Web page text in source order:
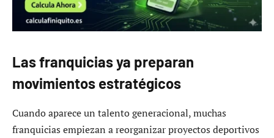
Las franquicias ya preparan
movimientos estratégicos
Cuando aparece un talento generacional, muchas
franquicias empiezan a reorganizar proyectos deportivos